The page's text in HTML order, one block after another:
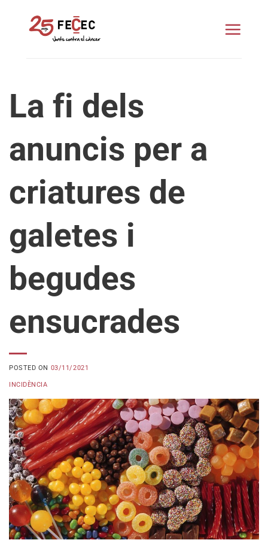
La fi dels
anuncis per a
criatures de
galetes i
begudes
ensucrades
POSTED ON 03/11/2021
INCIDÈNCIA